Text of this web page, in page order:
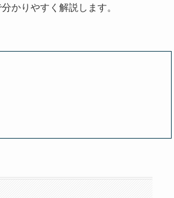
かりやすく解説します。